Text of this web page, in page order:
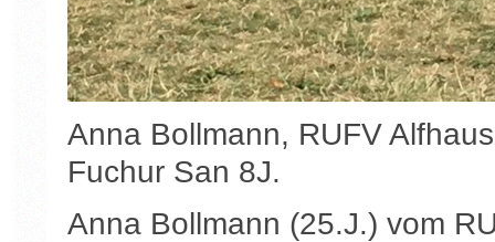
Anna Bollmann, RUFV
Fuchur San 8J.
Anna Bollmann (25.J.) vom